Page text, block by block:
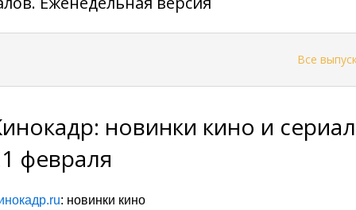
Все
новинки кино и
февраля
: новинки кино